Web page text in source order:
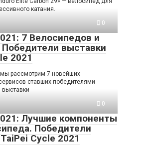
катания.
0
7 Велосипедов и
Победители выставки
2021
рассмотрим 7 новейших
ставших победителями
0
Лучшие компоненты
Победители
Cycle 2021